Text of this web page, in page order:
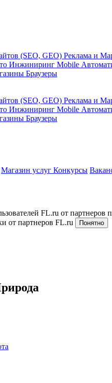
(SEO, GEO) Реклама и
Инжиниринг Mobile
Браузеры
(SEO, GEO) Реклама и
Инжиниринг Mobile
Браузеры
Магазин услуг Конкурсы
FL.ru от партнеров
от партнеров FL.ru
Понятно